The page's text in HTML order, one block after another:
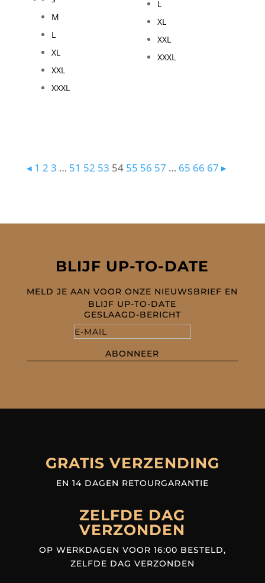
M
L
XL
XXL
XXXL
L
XL
XXL
XXXL
◂ 1 2 3 … 51 52 53 54 55 56 57 … 65 66 67 ▸
BLIJF UP-TO-DATE
MELD JE AAN VOOR ONZE NIEUWSBRIEF EN
BLIJF UP-TO-DATE
GESLAAGD-BERICHT
ABONNEER
GRATIS VERZENDING
EN 14 DAGEN RETOURGARANTIE
ZELFDE DAG
VERZONDEN
OP WERKDAGEN VOOR 16:00 BESTELD,
ZELFDE DAG VERZONDEN